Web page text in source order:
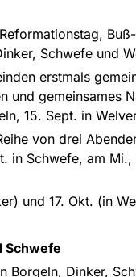
Schwefe und
erstmals
und gemeinsames
15. Sept. in
von drei
in Schwefe, am
und 17. Okt. (in
Schwefe
Borgeln, Dinker,